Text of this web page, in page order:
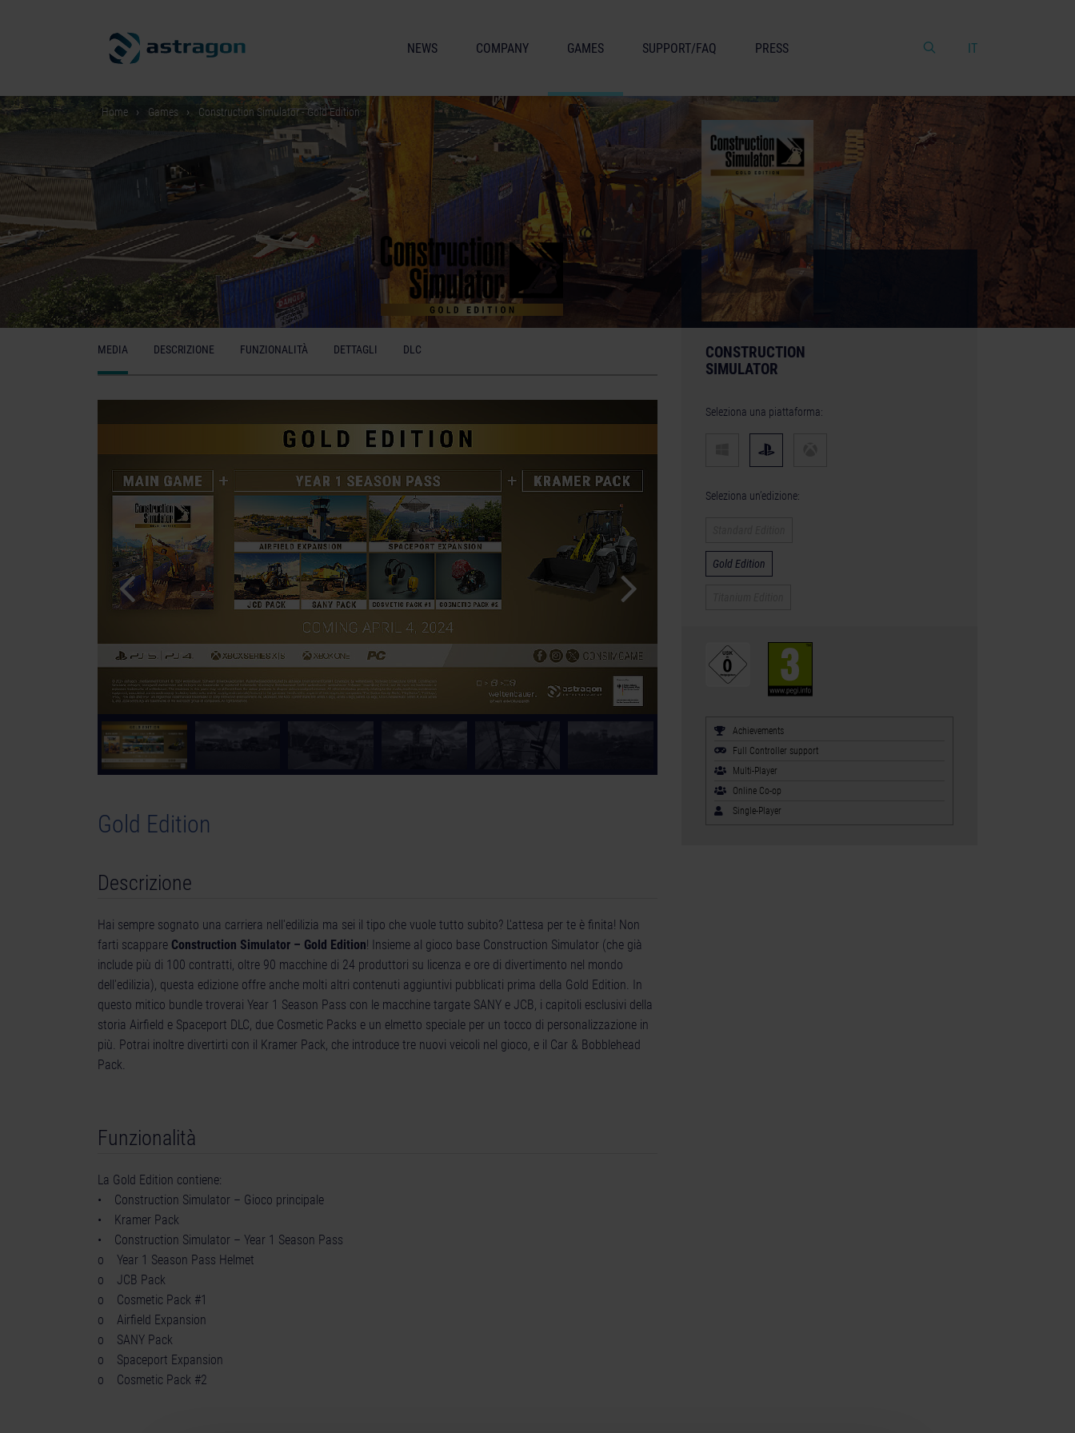
IT
NEWS COMPANY GAMES SUPPORT/FAQ PRESS
Home Games Construction Simulator - Gold Edition
CONSTRUCTION
SIMULATOR
Seleziona una piattaforma:
Seleziona un’edizione:
Gold Edition
Achievements
Full Controller support
Multi-Player
Online Co-op
Single-Player
MEDIA DESCRIZIONE FUNZIONALITÀ DETTAGLI DLC
Gold Edition
Descrizione
Hai sempre sognato una carriera nell'edilizia ma sei il tipo che vuole tutto subito? L'attesa per te è finita! Non
farti scappare Construction Simulator – Gold Edition! Insieme al gioco base Construction Simulator (che già
include più di 100 contratti, oltre 90 macchine di 24 produttori su licenza e ore di divertimento nel mondo
dell'edilizia), questa edizione offre anche molti altri contenuti aggiuntivi pubblicati prima della Gold Edition. In
questo mitico bundle troverai Year 1 Season Pass con le macchine targate SANY e JCB, i capitoli esclusivi della
storia Airfield e Spaceport DLC, due Cosmetic Packs e un elmetto speciale per un tocco di personalizzazione in
più. Potrai inoltre divertirti con il Kramer Pack, che introduce tre nuovi veicoli nel gioco, e il Car & Bobblehead
Pack.
Funzionalità
La Gold Edition contiene:
• Construction Simulator – Gioco principale
• Kramer Pack
• Construction Simulator – Year 1 Season Pass
o Year 1 Season Pass Helmet
o JCB Pack
o Cosmetic Pack #1
o Airfield Expansion
o SANY Pack
o Spaceport Expansion
o Cosmetic Pack #2